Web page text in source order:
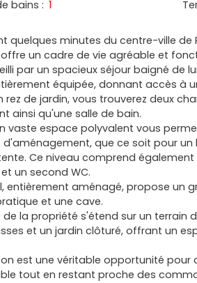
bains : 1
quelques minutes du centre-ville de
un cadre de vie agréable et
par un spacieux séjour baigné de
équipée, donnant accès à
rez de jardin, vous trouverez deux
ainsi qu'une salle de bain.
vaste espace polyvalent vous
que ce soit pour un
Ce niveau comprend
un second WC.
entièrement aménagé, propose un
et une cave.
de la propriété s'étend sur un terrain
et un jardin clôturé, offrant un
est une véritable opportunité pour
tout en restant proche des